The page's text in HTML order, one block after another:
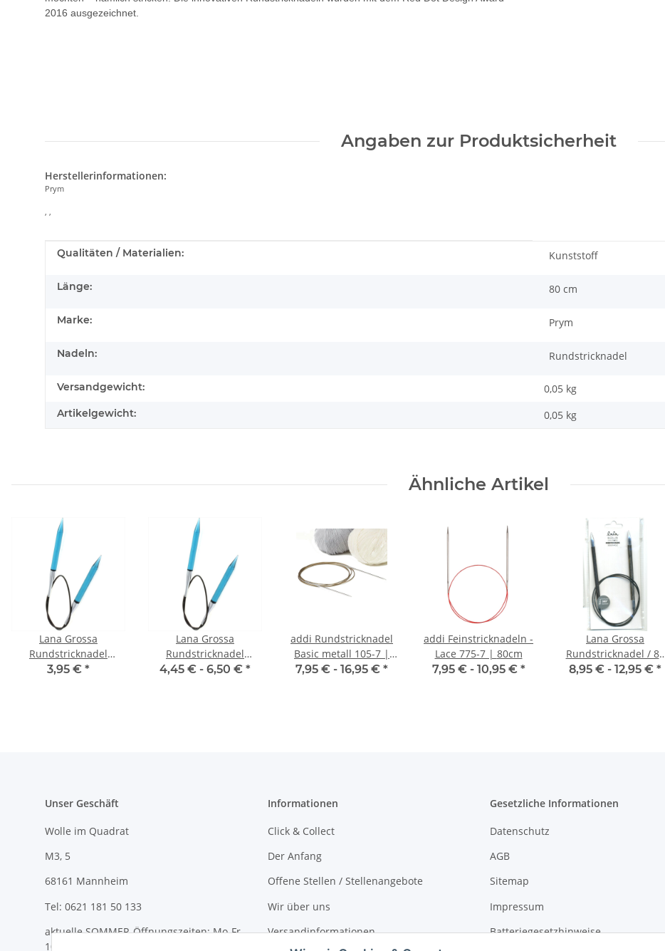
2016 ausgezeichnet.
Angaben zur Produktsicherheit
Herstellerinformationen:
Prym
, ,
Produkteigenschaft
Wert
Qualitäten / Materialien: Kunststoff
Länge: 80 cm
Marke: Prym
Nadeln: Rundstricknadel
Versandgewicht: 0,05 kg
Artikelgewicht: 0,05 kg
Ähnliche Artikel
Lana Grossa
Rundstricknadel
Acrylglas | 80 cm
3,95 € *
Lana Grossa
Rundstricknadel
Acrylglas | 60 cm
4,45 € - 6,50 € *
addi Rundstricknadel
Basic metall 105-7 |
80cm
7,95 € - 16,95 € *
addi Feinstricknadeln -
Lace 775-7 | 80cm
7,95 € - 10,95 € *
Lana Grossa
Rundstricknadel / 80
cm Design Holz LALA
8,95 € - 12,95 € *
Unser Geschäft
Wolle im Quadrat
M3, 5
68161 Mannheim
Tel: 0621 181 50 133
aktuelle SOMMER-Öffnungszeiten: Mo-Fr
10-18 Uhr und Sa 10-14 Uhr
Informationen
Click & Collect
Der Anfang
Offene Stellen / Stellenangebote
Wir über uns
Versandinformationen
Gesetzliche Informationen
Datenschutz
AGB
Sitemap
Impressum
Batteriegesetzhinweise